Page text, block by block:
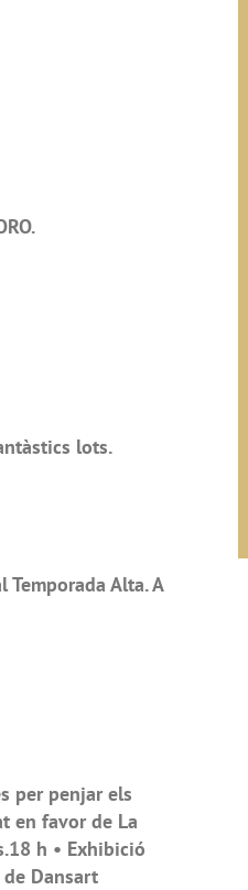
lots.
Temporada Alta. A
per penjar els
en favor de La
h • Exhibició
Dansart